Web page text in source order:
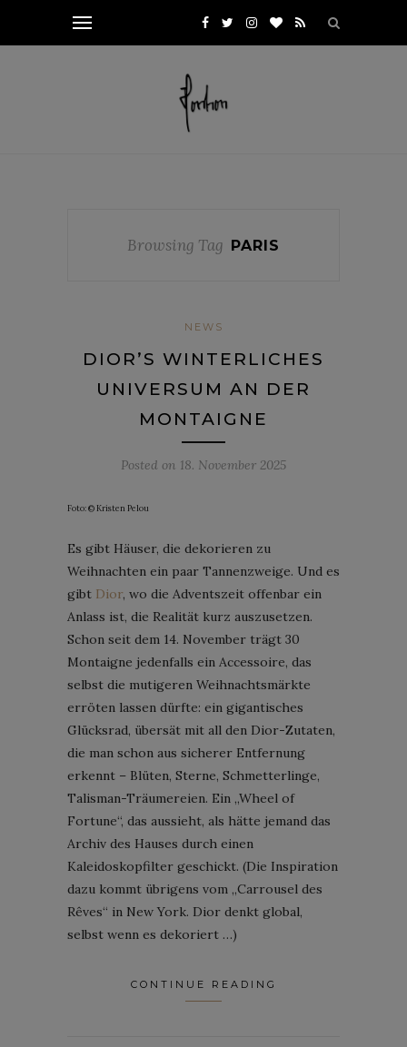
Browsing Tag PARIS
NEWS
DIOR’S WINTERLICHES
UNIVERSUM AN DER
MONTAIGNE
Posted on 18. November 2025
Foto: © Kristen Pelou
Es gibt Häuser, die dekorieren zu
Weihnachten ein paar Tannenzweige. Und es
gibt Dior, wo die Adventszeit offenbar ein
Anlass ist, die Realität kurz auszusetzen.
Schon seit dem 14. November trägt 30
Montaigne jedenfalls ein Accessoire, das
selbst die mutigeren Weihnachtsmärkte
erröten lassen dürfte: ein gigantisches
Glücksrad, übersät mit all den Dior-Zutaten,
die man schon aus sicherer Entfernung
erkennt – Blüten, Sterne, Schmetterlinge,
Talisman-Träumereien. Ein „Wheel of
Fortune“, das aussieht, als hätte jemand das
Archiv des Hauses durch einen
Kaleidoskopfilter geschickt. (Die Inspiration
dazu kommt übrigens vom „Carrousel des
Rêves“ in New York. Dior denkt global,
selbst wenn es dekoriert …)
CONTINUE READING